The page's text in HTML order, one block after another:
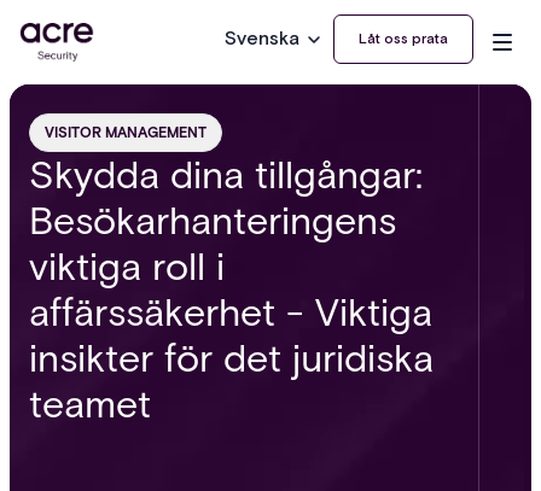
Svenska Låt oss prata
VISITOR MANAGEMENT
Skydda dina tillgångar:
Besökarhanteringens
viktiga roll i
affärssäkerhet - Viktiga
insikter för det juridiska
teamet